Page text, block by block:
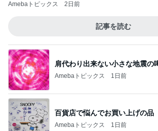
Amebaトピックス 2日前
記事を読む
肩代わり出来ない小さな地震の
Amebaトピックス 1日前
百貨店で悩んでお買い上げの品
Amebaトピックス 1日前